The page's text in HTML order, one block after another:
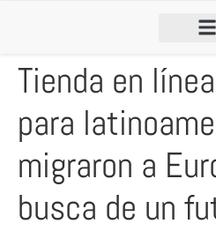
Tienda en
para
migraron a
busca de un